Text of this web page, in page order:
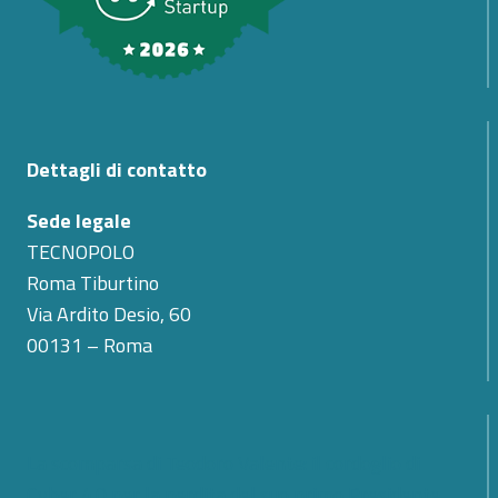
Dettagli di contatto
Sede legale
TECNOPOLO
Roma Tiburtino
Via Ardito Desio, 60
00131 – Roma